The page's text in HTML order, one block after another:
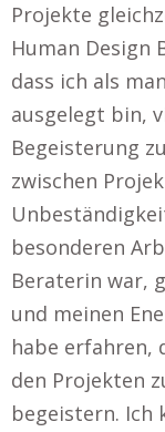
Projekte
Human
dass ich als
ausgelegt bin,
Begeisterung
zwischen
besonderen
Beraterin war,
und meinen
habe erfahren,
den Projekten
begeistern. Ich